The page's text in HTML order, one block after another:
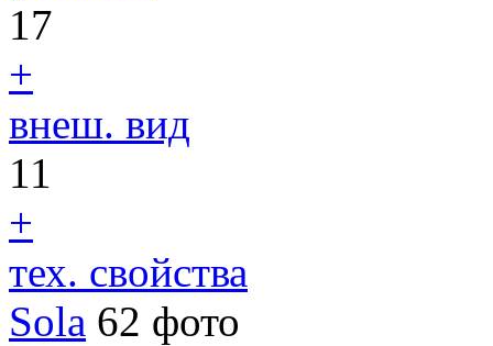
17
+
внеш. вид
11
+
тех. свойства
Sola 62 фото